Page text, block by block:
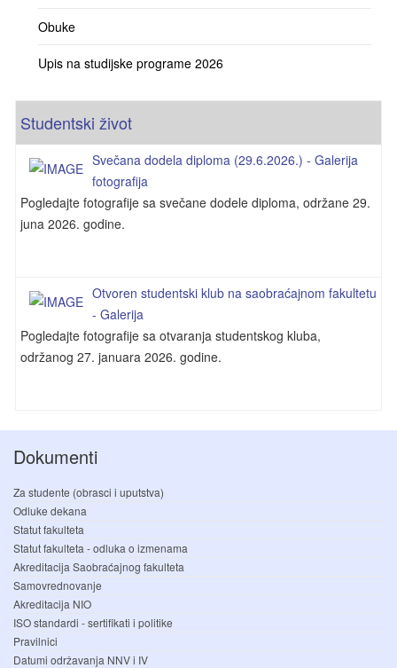
Obuke
Upis na studijske programe 2026
Studentski život
Svečana dodela diploma (29.6.2026.) - Galerija
fotografija
Pogledajte fotografije sa svečane dodele diploma, održane 29.
juna 2026. godine.
Otvoren studentski klub na saobraćajnom fakultetu
- Galerija
Pogledajte fotografije sa otvaranja studentskog kluba,
održanog 27. januara 2026. godine.
Dokumenti
Za studente (obrasci i uputstva)
Odluke dekana
Statut fakulteta
Statut fakulteta - odluka o izmenama
Akreditacija Saobraćajnog fakulteta
Samovrednovanje
Akreditacija NIO
ISO standardi - sertifikati i politike
Pravilnici
Datumi održavanja NNV i IV